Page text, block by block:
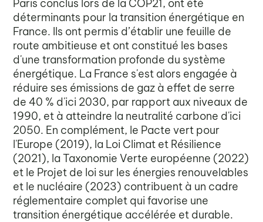
Paris conclus lors de la COP21, ont été
déterminants pour la transition énergétique en
France. Ils ont permis d’établir une feuille de
route ambitieuse et ont constitué les bases
d'une transformation profonde du système
énergétique. La France s'est alors engagée à
réduire ses émissions de gaz à effet de serre
de 40 % d'ici 2030, par rapport aux niveaux de
1990, et à atteindre la neutralité carbone d'ici
2050. En complément, le Pacte vert pour
l'Europe (2019), la Loi Climat et Résilience
(2021), la Taxonomie Verte européenne (2022)
et le Projet de loi sur les énergies renouvelables
et le nucléaire (2023) contribuent à un cadre
réglementaire complet qui favorise une
transition énergétique accélérée et durable.